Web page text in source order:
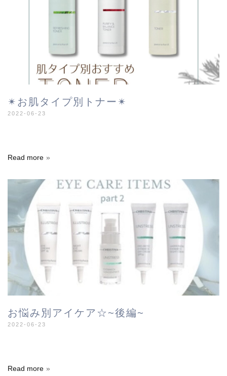
✴︎お肌タイプ別トナー✴︎
2022-06-23
Read more
お悩み別アイケア☆~後編~
2022-06-23
Read more